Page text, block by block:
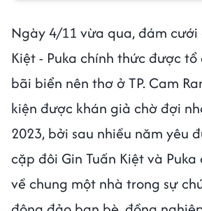
Ngày 4/11 vừa qua, đám cưới
Kiệt - Puka chính thức được
bãi biển nên thơ ở TP. Cam
kiện được khán giả chờ đợi
2023, bởi sau nhiều năm yêu
cặp đôi Gin Tuấn Kiệt và
về chung một nhà trong sự